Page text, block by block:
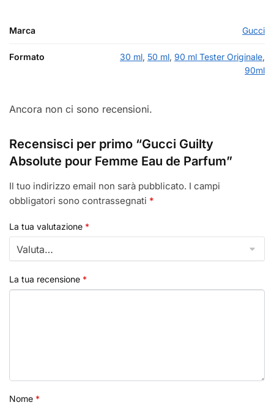
Marca Gucci
Formato 30 ml, 50 ml, 90 ml Tester Originale,
90ml
Ancora non ci sono recensioni.
Recensisci per primo “Gucci Guilty
Absolute pour Femme Eau de Parfum”
Il tuo indirizzo email non sarà pubblicato. I campi
obbligatori sono contrassegnati *
La tua valutazione *
La tua recensione *
Nome *